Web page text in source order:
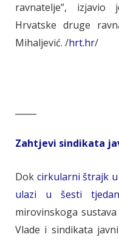
ravnatelje”, izjavio
Hrvatske druge
Mihaljević. /hrt.hr/
Zahtjevi sindikata
Dok cirkularni štrajk
ulazi u šesti tjedan
mirovinskoga
Vlade i sindikata